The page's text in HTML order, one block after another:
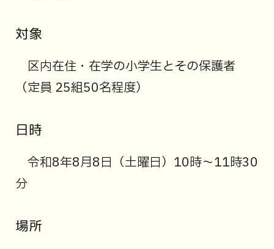
対象
区内在住・在学の小学生とその保護者
（定員 25組50名程度）
日時
令和8年8月8日（土曜日）10時～11時30
分
場所